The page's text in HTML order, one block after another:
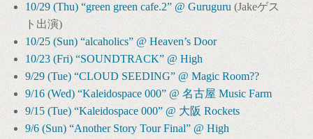
10/29 (Thu) “green green cafe.2” @ Guruguru (Jakeゲス
ト出演)
10/25 (Sun) “alcaholics” @ Heaven’s Door
10/23 (Fri) “SOUNDTRACK” @ High
9/29 (Tue) “CLOUD SEEDING” @ Magic Room??
9/16 (Wed) “Kaleidospace 000” @ 名古屋 Music Farm
9/15 (Tue) “Kaleidospace 000” @ 大阪 Rockets
9/6 (Sun) “Another Story Tour Final” @ High